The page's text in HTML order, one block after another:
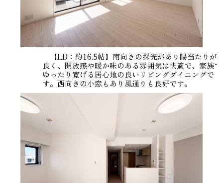
【LD：約16.5帖】南向きの採光があり陽当たりが
良く、開放感や暖か味のある雰囲気は快適で、家族で
ゆったり寛げる居心地の良いリビングダイニングで
す。西向きの小窓もあり風通りも良好です。